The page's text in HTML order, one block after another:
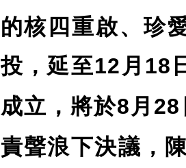
的核四重啟、珍
投，延至12 月 18
成立，將於8月 28
責聲浪下決議，